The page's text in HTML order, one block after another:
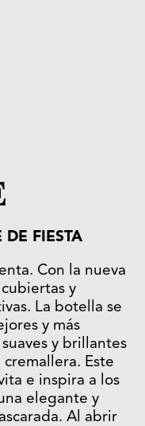
DE FIESTA
Con la nueva
y
La botella se
y más
y brillantes
cremallera. Este
e inspira a los
elegante y
Al abrir